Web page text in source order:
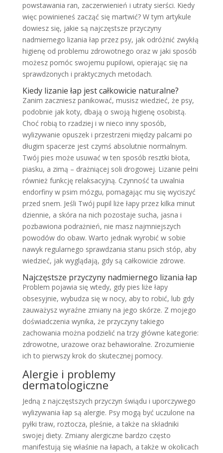
powstawania ran, zaczerwienień i utraty sierści. Kiedy
więc powinieneś zacząć się martwić? W tym artykule
dowiesz się, jakie są najczęstsze przyczyny
nadmiernego lizania łap przez psy, jak odróżnić zwykłą
higienę od problemu zdrowotnego oraz w jaki sposób
możesz pomóc swojemu pupilowi, opierając się na
sprawdzonych i praktycznych metodach.
Kiedy lizanie łap jest całkowicie naturalne?
Zanim zaczniesz panikować, musisz wiedzieć, że psy,
podobnie jak koty, dbają o swoją higienę osobistą.
Choć robią to rzadziej i w nieco inny sposób,
wylizywanie opuszek i przestrzeni między palcami po
długim spacerze jest czymś absolutnie normalnym.
Twój pies może usuwać w ten sposób resztki błota,
piasku, a zimą – drażniącej soli drogowej. Lizanie pełni
również funkcję relaksacyjną. Czynność ta uwalnia
endorfiny w psim mózgu, pomagając mu się wyciszyć
przed snem. Jeśli Twój pupil liże łapy przez kilka minut
dziennie, a skóra na nich pozostaje sucha, jasna i
pozbawiona podrażnień, nie masz najmniejszych
powodów do obaw. Warto jednak wyrobić w sobie
nawyk regularnego sprawdzania stanu psich stóp, aby
wiedzieć, jak wyglądają, gdy są całkowicie zdrowe.
Najczęstsze przyczyny nadmiernego lizania łap
Problem pojawia się wtedy, gdy pies liże łapy
obsesyjnie, wybudza się w nocy, aby to robić, lub gdy
zauważysz wyraźne zmiany na jego skórze. Z mojego
doświadczenia wynika, że przyczyny takiego
zachowania można podzielić na trzy główne kategorie:
zdrowotne, urazowe oraz behawioralne. Zrozumienie
ich to pierwszy krok do skutecznej pomocy.
Alergie i problemy
dermatologiczne
Jedną z najczęstszych przyczyn świądu i uporczywego
wylizywania łap są alergie. Psy mogą być uczulone na
pyłki traw, roztocza, pleśnie, a także na składniki
swojej diety. Zmiany alergiczne bardzo często
manifestują się właśnie na łapach, a także w okolicach